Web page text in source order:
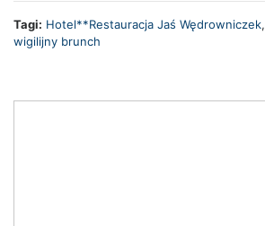
Tagi: Hotel**Restauracja Jaś Wędrowniczek,
wigilijny brunch